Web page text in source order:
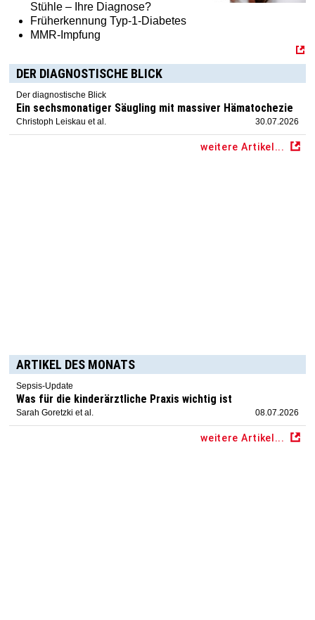
Stühle – Ihre Diagnose?
Früherkennung Typ-1-Diabetes
MMR-Impfung
DER DIAGNOSTISCHE BLICK
Der diagnostische Blick
Ein sechsmonatiger Säugling mit massiver Hämatochezie
Christoph Leiskau et al. 30.07.2026
weitere Artikel...
ARTIKEL DES MONATS
Sepsis-Update
Was für die kinderärztliche Praxis wichtig ist
Sarah Goretzki et al. 08.07.2026
weitere Artikel...